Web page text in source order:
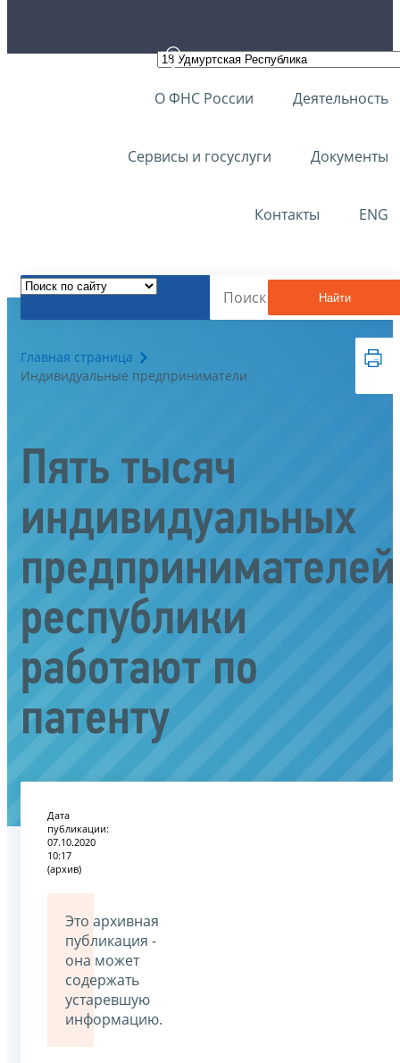
О ФНС России Деятельность
Сервисы и госуслуги Документы
Контакты ENG
Найти
Главная страница
Индивидуальные предприниматели
Пять тысяч
индивидуальных
предпринимателей
республики
работают по
патенту
Дата
публикации:
07.10.2020
10:17
(архив)
Это архивная
публикация -
она может
содержать
устаревшую
информацию.